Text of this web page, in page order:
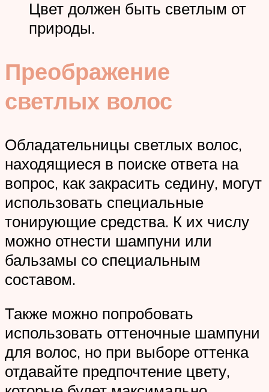
Цвет должен быть светлым от
природы.
Преображение
светлых волос
Обладательницы светлых волос,
находящиеся в поиске ответа на
вопрос, как закрасить седину, могут
использовать специальные
тонирующие средства. К их числу
можно отнести шампуни или
бальзамы со специальным
составом.
Также можно попробовать
использовать оттеночные шампуни
для волос, но при выборе оттенка
отдавайте предпочтение цвету,